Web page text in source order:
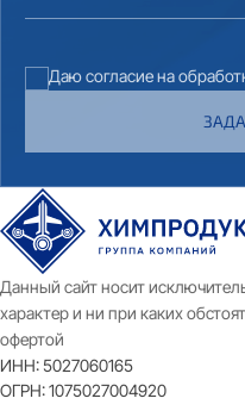
Даю согласие на
Данный сайт носит
характер и ни при каких
офертой
ИНН: 5027060165
ОГРН:1075027004920